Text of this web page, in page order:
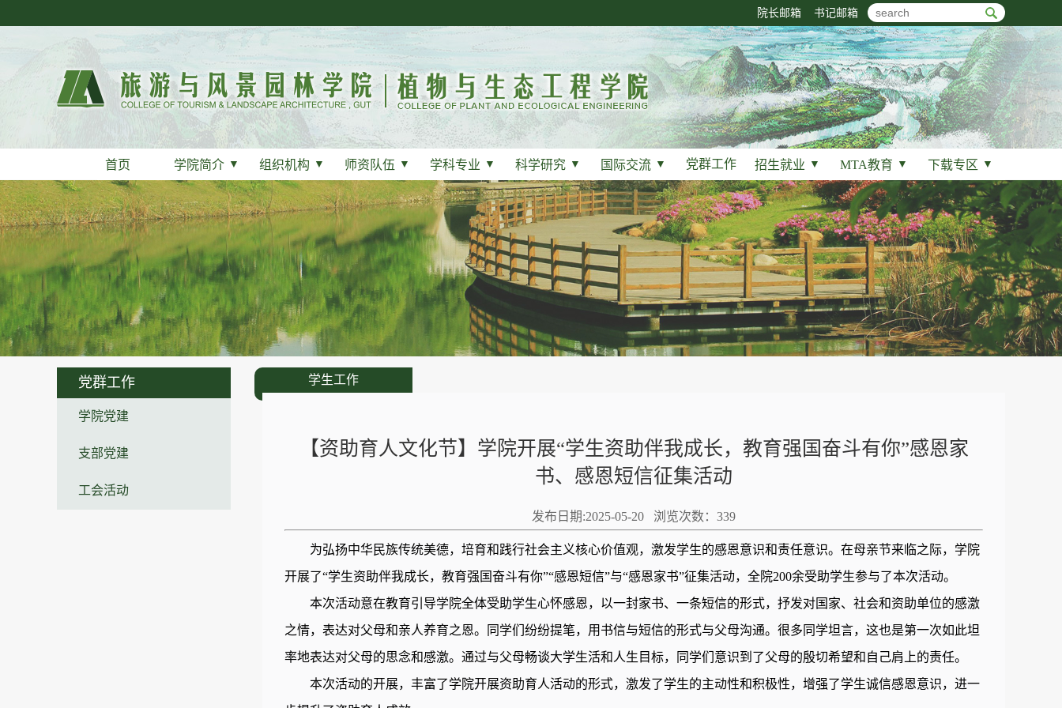
院长邮箱 书记邮箱
首页 学院简介 ▼ 组织机构 ▼ 师资队伍 ▼ 学科专业 ▼ 科学研究 ▼ 国际交流 ▼ 党群工作 招生就业 ▼ MTA教育 ▼ 下载专区 ▼
党群工作
学院党建
支部党建
工会活动
学生工作
【资助育人文化节】学院开展“学生资助伴我成长，教育强国奋斗有你”感恩家
书、感恩短信征集活动
发布日期:2025-05-20 浏览次数： 339
为弘扬中华民族传统美德，培育和践行社会主义核心价值观，激发学生的感恩意识和责任意识。在母亲节来临之际，学院
开展了“学生资助伴我成长，教育强国奋斗有你”“感恩短信”与“感恩家书”征集活动，全院200余受助学生参与了本次活动。
本次活动意在教育引导学院全体受助学生心怀感恩，以一封家书、一条短信的形式，抒发对国家、社会和资助单位的感激
之情，表达对父母和亲人养育之恩。同学们纷纷提笔，用书信与短信的形式与父母沟通。很多同学坦言，这也是第一次如此坦
率地表达对父母的思念和感激。通过与父母畅谈大学生活和人生目标，同学们意识到了父母的殷切希望和自己肩上的责任。
本次活动的开展，丰富了学院开展资助育人活动的形式，激发了学生的主动性和积极性，增强了学生诚信感恩意识，进一